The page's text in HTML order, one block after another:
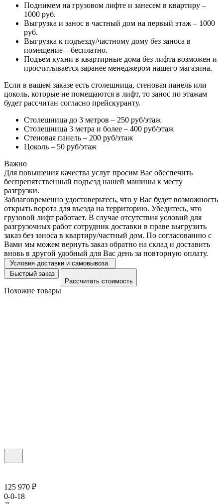
Поднимем на грузовом лифте и занесем в квартиру –
1000 руб.
Выгрузка и занос в частный дом на первый этаж – 1000
руб.
Выгрузка к подъезду/частному дому без заноса в
помещение – бесплатно.
Подъем кухни в квартирные дома без лифта возможен и
просчитывается заранее менеджером нашего магазина.
Если в вашем заказе есть столешница, стеновая панель или
цоколь, которые не помещаются в лифт, то занос по этажам
будет рассчитан согласно прейскуранту.
Столешница до 3 метров – 250 руб/этаж
Столешница 3 метра и более – 400 руб/этаж
Стеновая панель – 200 руб/этаж
Цоколь – 50 руб/этаж
Важно
Для повышения качества услуг просим Вас обеспечить
беспрепятственный подъезд нашей машины к месту
разгрузки.
Заблаговременно удостоверьтесь, что у Вас будет возможность
открыть ворота для въезда на территорию. Убедитесь, что
грузовой лифт работает. В случае отсутствия условий для
разгрузочных работ сотрудник доставки в праве выгрузить
заказ без заноса в квартиру/частный дом. По согласованию с
Вами мы можем вернуть заказ обратно на склад и доставить
вновь в другой удобный для Вас день за повторную оплату.
Условия доставки и самовывоза
Быстрый заказ
Рассчитать стоимость
Похожие товары
125 970 ₽
0-0-18